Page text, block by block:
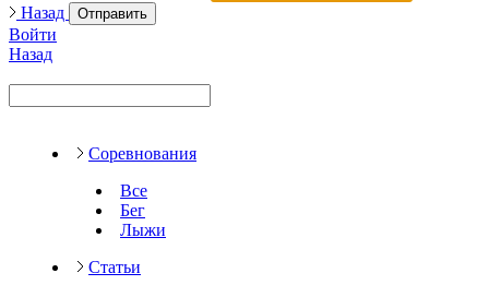
Назад
Отправить
Войти
Назад
Соревнования
Все
Бег
Лыжи
Статьи